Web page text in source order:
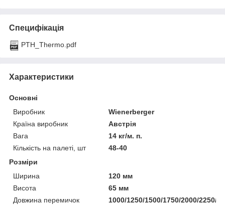
Специфікація
PTH_Thermo.pdf
Характеристики
Основні
Виробник
Wienerberger
Країна виробник
Австрія
Вага
14 кг/м. п.
Кількість на палеті, шт
48-40
Розміри
Ширина
120 мм
Висота
65 мм
Довжина перемичок
1000/1250/1500/1750/2000/2250/